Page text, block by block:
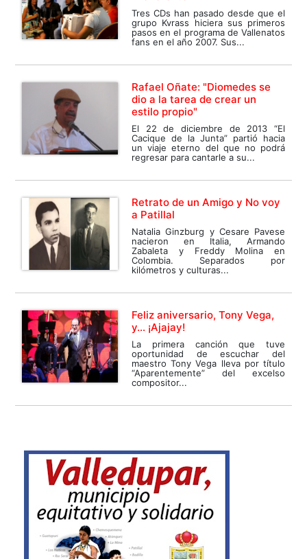
Tres CDs han pasado desde que el
grupo Kvrass hiciera sus primeros
pasos en el programa de Vallenatos
fans en el año 2007. Sus...
Rafael Oñate: "Diomedes se
dio a la tarea de crear un
estilo propio"
El 22 de diciembre de 2013 “El
Cacique de la Junta” partió hacia
un viaje eterno del que no podrá
regresar para cantarle a su...
Retrato de un Amigo y No voy
a Patillal
Natalia Ginzburg y Cesare Pavese
nacieron en Italia, Armando
Zabaleta y Freddy Molina en
Colombia. Separados por
kilómetros y culturas...
Feliz aniversario, Tony Vega,
y… ¡Ajajay!
La primera canción que tuve
oportunidad de escuchar del
maestro Tony Vega lleva por título
“Aparentemente” del excelso
compositor...